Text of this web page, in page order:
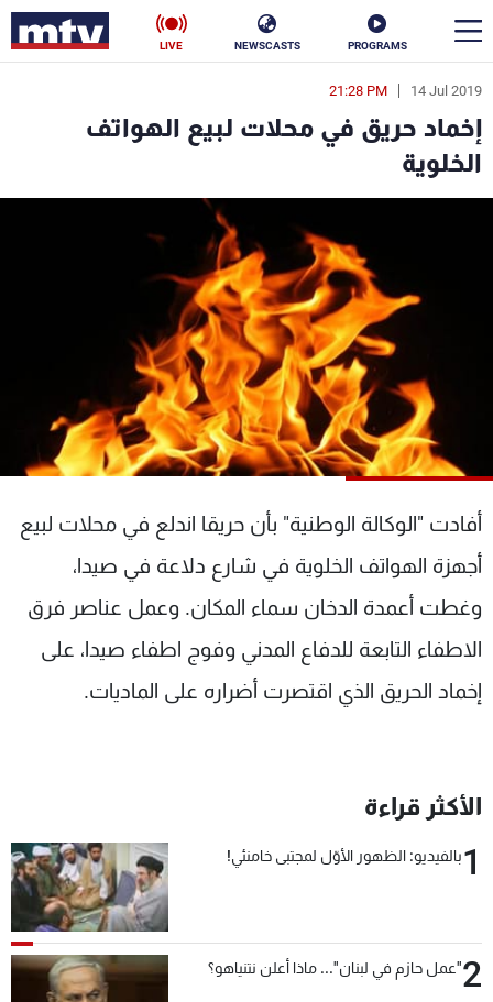
PROGRAMS
NEWSCASTS
LIVE
14 Jul 2019
21:28 PM
إخماد حريق في محلات لبيع الهواتف
الخلوية
أفادت "الوكالة الوطنية" بأن حريقا اندلع في محلات لبيع
أجهزة الهواتف الخلوية في شارع دلاعة في صيدا،
وغطت أعمدة الدخان سماء المكان. وعمل عناصر فرق
الاطفاء التابعة للدفاع المدني وفوج اطفاء صيدا، على
إخماد الحريق الذي اقتصرت أضراره على الماديات.
الأكثر قراءة
1بالفيديو: الظهور الأوّل لمجتبى خامنئي!
2"عمل حازم في لبنان"... ماذا أعلن نتنياهو؟
en
الأخبار
سياسة ناس
فن
منوعات رياضة
كأس العالم
البرامج
جدول البرامج
شاهد البرامج
الترددات
عن MTV
الإنـتـاج
لاعلاناتكم
وظائف
تواصل معنا
شروط الإسـتخدام
سياسة الخصوصية